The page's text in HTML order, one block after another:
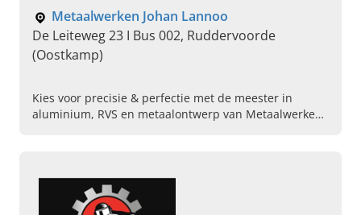
Metaalwerken Johan Lannoo
De Leiteweg 23 I Bus 002, Ruddervoorde
(Oostkamp)
Kies voor precisie & perfectie met de meester in
aluminium, RVS en metaalontwerp van Metaalwerken